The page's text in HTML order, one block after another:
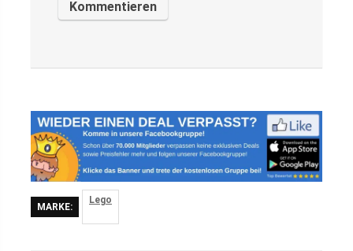
MARKE:
Lego